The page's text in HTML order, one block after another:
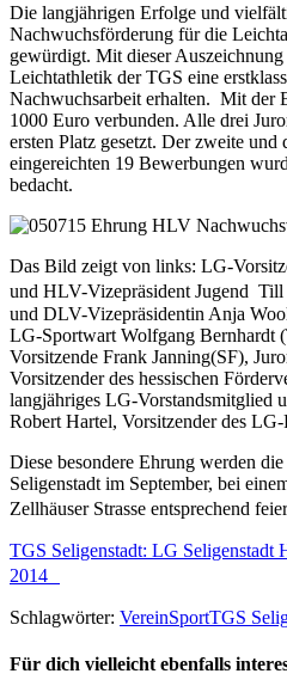
Die langjährigen Erfolge und
Nachwuchsförderung für die
gewürdigt. Mit dieser
Leichtathletik der TGS eine
Nachwuchsarbeit erhalten. Mit der
1000 Euro verbunden. Alle drei
ersten Platz gesetzt. Der zweite und
eingereichten 19 Bewerbungen
bedacht.
Das Bild zeigt von links: LG-
und HLV-Vizepräsident Jugend
und DLV-Vizepräsidentin Anja
LG-Sportwart Wolfgang Bernhardt
Vorsitzende Frank Janning(SF),
Vorsitzender des hessischen
langjähriges LG-Vorstandsmitglied
Robert Hartel, Vorsitzender des LG-
Diese besondere Ehrung werden
Seligenstadt im September, bei
Zellhäuser Strasse entsprechend
TGS Seligenstadt: LG Seligenstadt
2014
Schlagwörter: VereinSportTGS
Für dich vielleicht ebenfalls